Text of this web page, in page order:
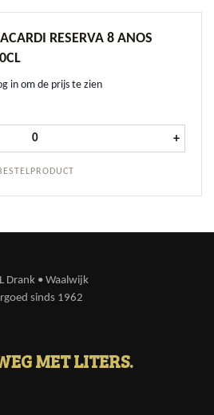
RESERVA 8 ANOS
in om de prijs te zien
Bacardi Reserva 8 Anos 70cl aantal
+
Drank • Waalwijk
sinds 1962
MET LITERS.